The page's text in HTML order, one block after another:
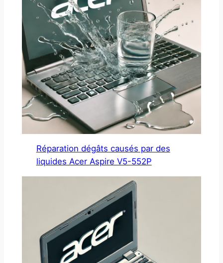
Réparation dégâts causés par des
liquides Acer Aspire V5-552P